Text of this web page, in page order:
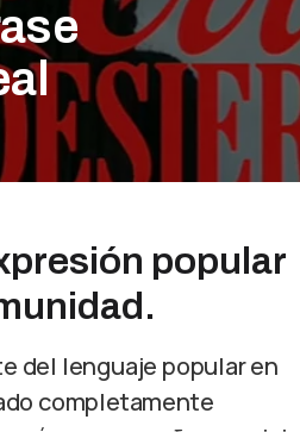
popular
del lenguaje popular en
completamente